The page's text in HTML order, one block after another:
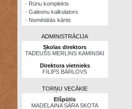
· Rūnu komplekts
· Galeonu kalkulators
· Nomētātās kārtis
ADMINISTRĀCIJA
Skolas direktors
TADEUŠS MERLINS KAMINSKI
Direktora vietnieks
FILIPS BĀRLOVS
TORŅU VECĀKIE
Elšpūtis
MADELAINA SĀRA SKOTA